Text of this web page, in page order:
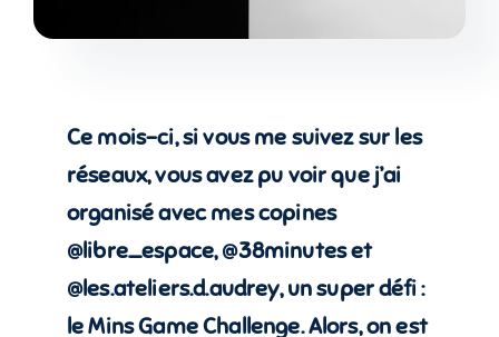
Ce mois-ci, si vous me suivez sur les
réseaux, vous avez pu voir que j’ai
organisé avec mes copines
@libre_espace, @38minutes et
@les.ateliers.d.audrey, un super défi :
le Mins Game Challenge. Alors, on est